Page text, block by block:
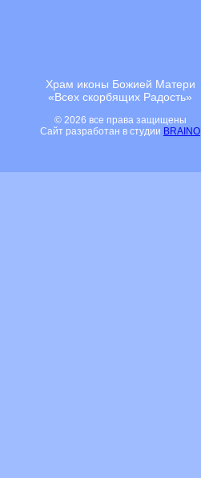
Храм иконы Божией Матери
«Всех скорбящих Радость»
© 2026 все права защищены
Сайт разработан в студии BRAINO